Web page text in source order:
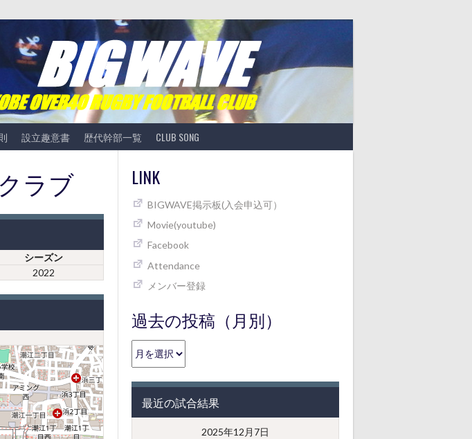
設立趣意書 歴代幹部一覧 CLUB SONG
ラブ
シーズン
2022
LINK
BIGWAVE掲示板(入会申込可）
Movie(youtube)
Facebook
Attendance
メンバー登録
過去の投稿（月別）
去
投
（月
最近の試合結果
2025年12月7日